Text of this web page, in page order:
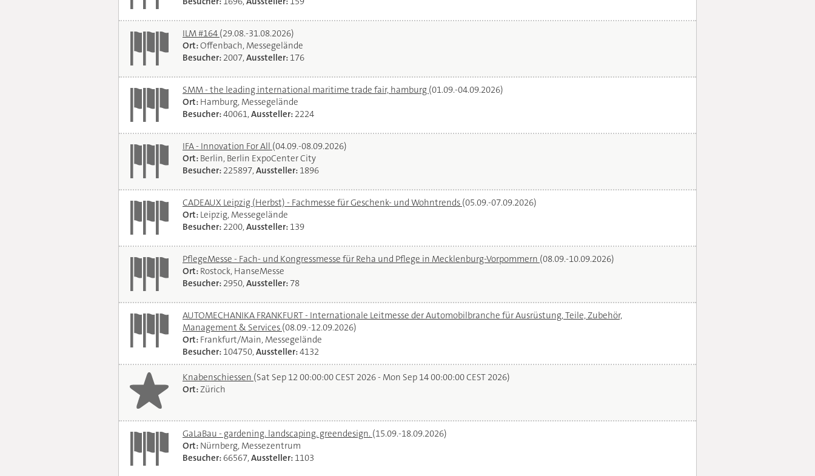
ILM #164 (29.08.-31.08.2026)
Ort:Offenbach, Messegelände
Besucher: 2007,Aussteller: 176
SMM - the leading international maritime trade fair, hamburg (01.09.-04.09.2026)
Ort: Hamburg, Messegelände
Besucher:40061,Aussteller: 2224
IFA - Innovation For All (04.09.-08.09.2026)
Ort: Berlin, Berlin ExpoCenter City
Besucher: 225897,Aussteller: 1896
CADEAUX Leipzig (Herbst) - Fachmesse für Geschenk- und Wohntrends (05.09.-07.09.2026)
Ort: Leipzig, Messegelände
Besucher: 2200,Aussteller: 139
PflegeMesse - Fach- und Kongressmesse für Reha und Pflege in Mecklenburg-Vorpommern (08.09.-10.09.2026)
Ort: Rostock, HanseMesse
Besucher: 2950,Aussteller: 78
AUTOMECHANIKA FRANKFURT - Internationale Leitmesse der Automobilbranche für Ausrüstung, Teile, Zubehör,
Management & Services (08.09.-12.09.2026)
Ort: Frankfurt/Main, Messegelände
Besucher: 104750,Aussteller:4132
Knabenschiessen (Sat Sep 12 00:00:00 CEST 2026 - Mon Sep 14 00:00:00 CEST 2026)
Ort:Zürich
GaLaBau - gardening. landscaping. greendesign. (15.09.-18.09.2026)
Ort: Nürnberg, Messezentrum
Besucher: 66567,Aussteller: 1103